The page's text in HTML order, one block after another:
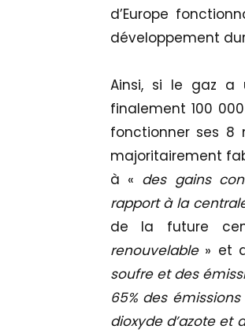
d’Europe
développement
Ainsi, si le gaz a
finalement 100
fonctionner ses 8
majoritairement
à « des gains
rapport à la
de la future
renouvelable» et
soufre et des
65% des
dioxyde d’azote et